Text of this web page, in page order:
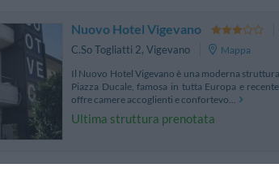
Nuovo Hotel Vigevano
C.So Togliatti 2, Vigevano
Mappa
Il Nuovo Hotel Vigevano è una moderna
Piazza Ducale, famosa in tutta Europa e
offre camere accoglienti e confortevo...
Ultima struttura prenotata